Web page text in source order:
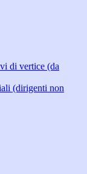
di vertice (da
(dirigenti non